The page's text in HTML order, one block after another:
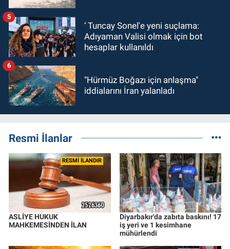
‘ Tuncay Sonel'e yeni suçlama:
Adıyaman Valisi olmak için bot
hesaplar kullanıldı
5
"Hürmüz Boğazı için anlaşma"
iddialarını İran yalanladı
6
Resmi İlanlar
RESMİ İLANDIR
ASLİYE HUKUK
MAHKEMESİNDEN İLAN
Diyarbakır'da zabıta baskını! 17
iş yeri ve 1 kesimhane
mühürlendi